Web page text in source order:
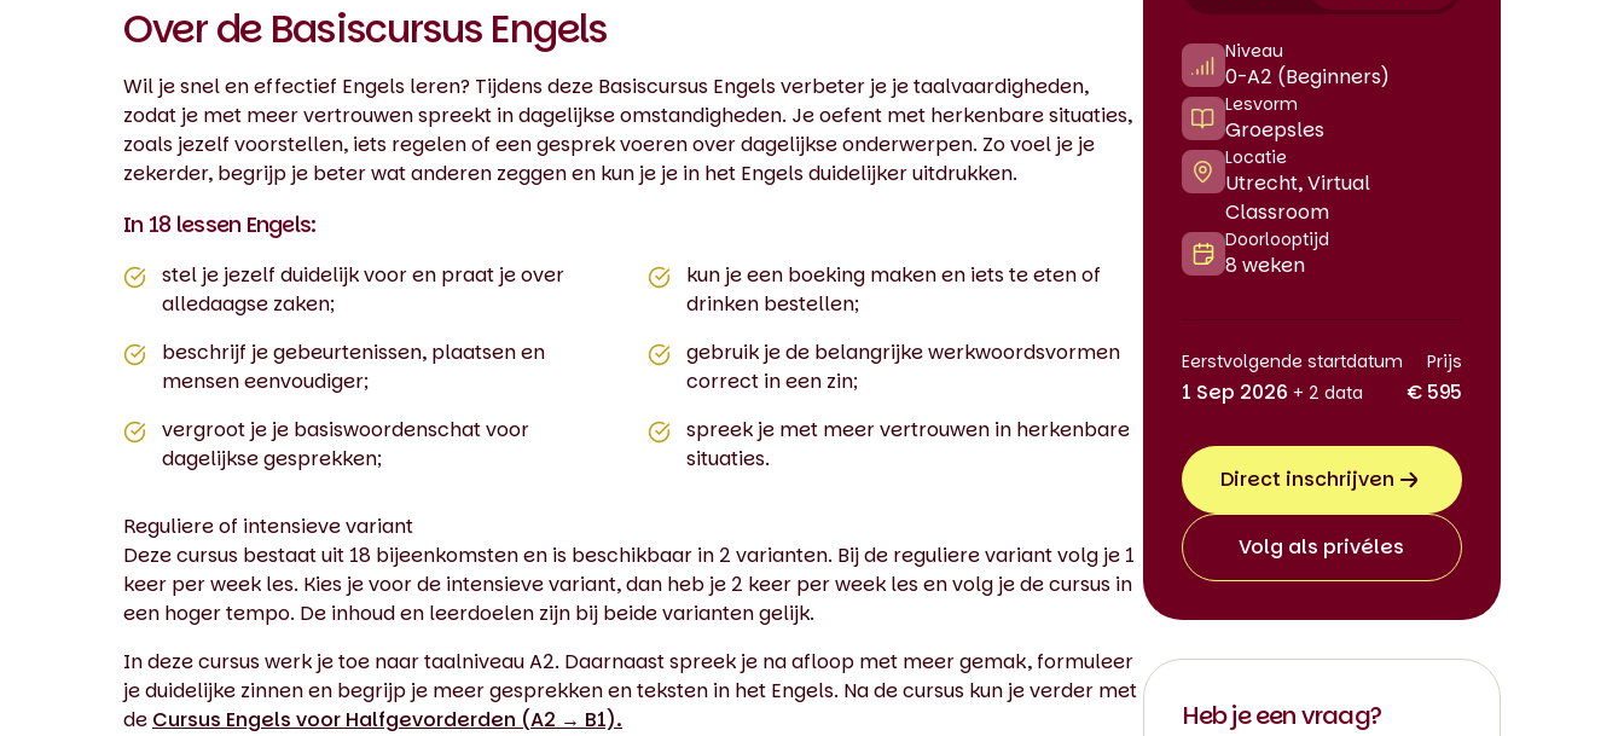
Over de Basiscursus Engels
Wil je snel en effectief Engels leren? Tijdens deze Basiscursus Engels verbeter je je taalvaardigheden,
zodat je met meer vertrouwen spreekt in dagelijkse omstandigheden. Je oefent met herkenbare situaties,
zoals jezelf voorstellen, iets regelen of een gesprek voeren over dagelijkse onderwerpen. Zo voel je je
zekerder, begrijp je beter wat anderen zeggen en kun je je in het Engels duidelijker uitdrukken.
In 18 lessen Engels:
stel je jezelf duidelijk voor en praat je over
alledaagse zaken;
kun je een boeking maken en iets te eten of
drinken bestellen;
beschrijf je gebeurtenissen, plaatsen en
mensen eenvoudiger;
gebruik je de belangrijke werkwoordsvormen
correct in een zin;
vergroot je je basiswoordenschat voor
dagelijkse gesprekken;
spreek je met meer vertrouwen in herkenbare
situaties.
Reguliere of intensieve variant
Deze cursus bestaat uit 18 bijeenkomsten en is beschikbaar in 2 varianten. Bij de reguliere variant volg je 1
keer per week les. Kies je voor de intensieve variant, dan heb je 2 keer per week les en volg je de cursus in
een hoger tempo. De inhoud en leerdoelen zijn bij beide varianten gelijk.
In deze cursus werk je toe naar taalniveau A2. Daarnaast spreek je na afloop met meer gemak, formuleer
je duidelijke zinnen en begrijp je meer gesprekken en teksten in het Engels. Na de cursus kun je verder met
de Cursus Engels voor Halfgevorderden (A2 → B1).
Niveau
0-A2 (Beginners)
Lesvorm
Groepsles
Locatie
Utrecht, Virtual
Classroom
Doorlooptijd
8 weken
Eerstvolgende startdatum
1 Sep 2026 + 2 data
Prijs
€ 595
Direct inschrijven
Volg als privéles
Heb je een vraag?